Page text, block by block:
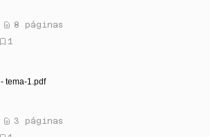
8 páginas
1
- tema-1.pdf
3 páginas